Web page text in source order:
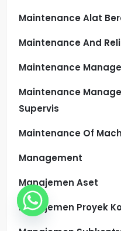
Maintenance Alat
Maintenance And
Maintenance
Maintenance
Supervis
Maintenance Of
Management
Manajemen Aset
Manajemen Proyek